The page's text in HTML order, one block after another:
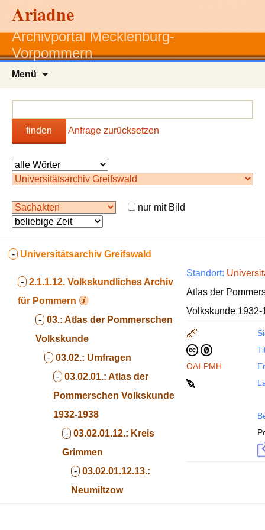
Ariadne
Archivportal Mecklenburg-
Vorpommern
Menü
finden Anfrage zurücksetzen
nur mit Bild
- Universitätsarchiv Greifswald
- 2.1.1.12. Volkskundliches Archiv
für Pommern
- 03.: Atlas der Pommerschen
Volkskunde
- 03.02.: Umfragen
- 03.02.01.: Atlas der
Pommerschen Volkskunde
1932-1938
- 03.02.01.12.: Kreis
Grimmen
- 03.02.01.12.13.:
Neumiltzow
Standort:
Atlas der
Volkskunde 1932-
OAI-PMH